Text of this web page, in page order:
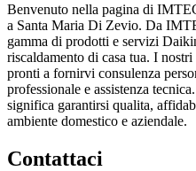
Benvenuto nella pagina di
a Santa Maria Di Zevio. Da
gamma di prodotti e servizi
riscaldamento di casa tua. I
pronti a fornirvi consulenza
professionale e assistenza
significa garantirsi qualita,
ambiente domestico e aziendale.
Contattaci